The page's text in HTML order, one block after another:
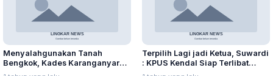
Menyalahgunakan Tanah
Bengkok, Kades Karanganyar
Ditangkap Kejari
Terpilih Lagi jadi Ketua, Suwardi
: KPUS Kendal Siap Terlibat
Suplai Telur untuk MBG